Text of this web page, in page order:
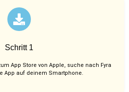
Schritt 1
App Store von Apple, suche nach Fyra
App auf deinem Smartphone.